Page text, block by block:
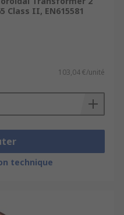
Class II, EN615581
103,04 €/unité
technique